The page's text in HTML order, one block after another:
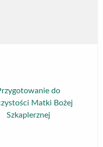
do
Matki Bożej
Szkaplerznej